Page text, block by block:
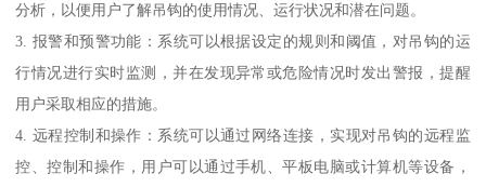
分析，以便用户了解吊钩的使用情况、运行状况和潜在问题。
3. 报警和预警功能：系统可以根据设定的规则和阈值，对吊钩的运
行情况进行实时监测，并在发现异常或危险情况时发出警报，提醒
用户采取相应的措施。
4. 远程控制和操作：系统可以通过网络连接，实现对吊钩的远程监
控、控制和操作，用户可以通过手机、平板电脑或计算机等设备，